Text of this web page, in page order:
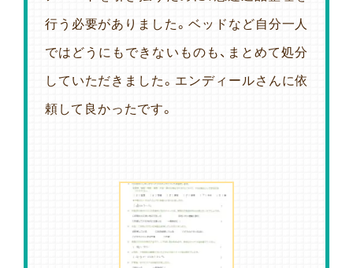
行う必要がありました。ベッドなど自分一人
ではどうにもできないものも、まとめて処分
していただきました。エンディールさんに依
頼して良かったです。